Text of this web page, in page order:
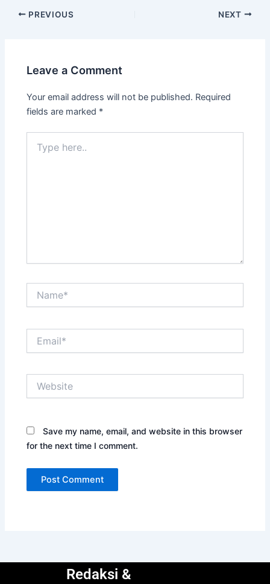
PREVIOUS NEXT
Leave a Comment
Your email address will not be published. Required
fields are marked *
here..
Save my name, email, and website in this browser
for the next time I comment.
Redaksi &